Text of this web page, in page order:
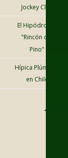
Jockey Club
El Hipódromo
"Rincón del
Pino"
Hípica Plúmbica
en Chile